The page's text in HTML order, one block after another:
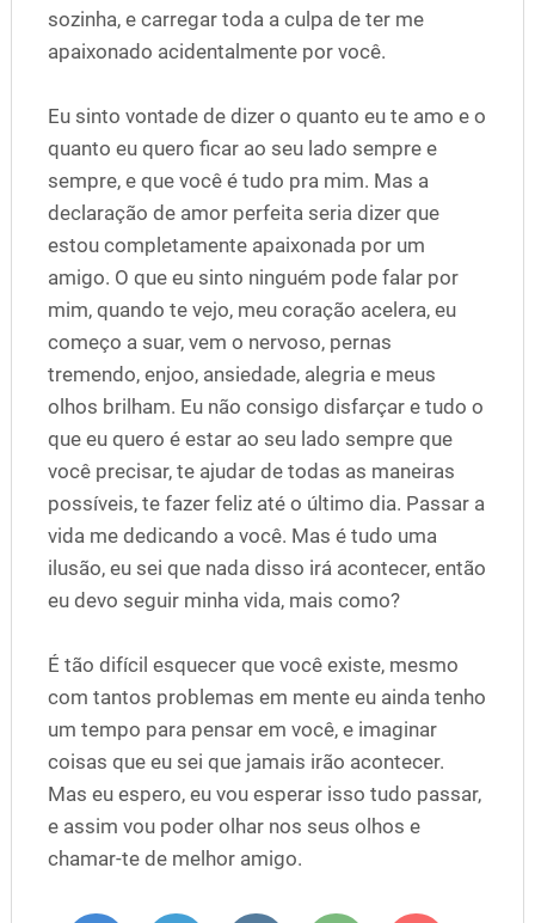
sozinha, e carregar toda a culpa de ter me
apaixonado acidentalmente por você.
Eu sinto vontade de dizer o quanto eu te amo e o
quanto eu quero ficar ao seu lado sempre e
sempre, e que você é tudo pra mim. Mas a
declaração de amor perfeita seria dizer que
estou completamente apaixonada por um
amigo. O que eu sinto ninguém pode falar por
mim, quando te vejo, meu coração acelera, eu
começo a suar, vem o nervoso, pernas
tremendo, enjoo, ansiedade, alegria e meus
olhos brilham. Eu não consigo disfarçar e tudo o
que eu quero é estar ao seu lado sempre que
você precisar, te ajudar de todas as maneiras
possíveis, te fazer feliz até o último dia. Passar a
vida me dedicando a você. Mas é tudo uma
ilusão, eu sei que nada disso irá acontecer, então
eu devo seguir minha vida, mais como?
É tão difícil esquecer que você existe, mesmo
com tantos problemas em mente eu ainda tenho
um tempo para pensar em você, e imaginar
coisas que eu sei que jamais irão acontecer.
Mas eu espero, eu vou esperar isso tudo passar,
e assim vou poder olhar nos seus olhos e
chamar-te de melhor amigo.